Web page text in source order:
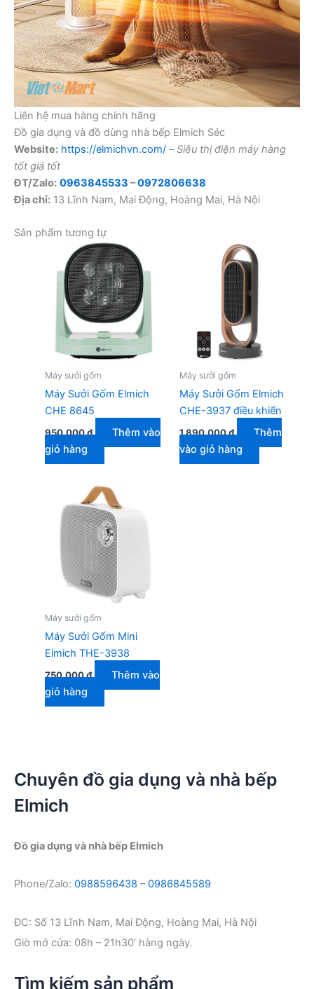
Liên hệ mua hàng chính hãng
Đồ gia dụng và đồ dùng nhà bếp Elmich Séc
Website: https://elmichvn.com/ –Siêu thị điện máy hàng
tốt giá tốt
ĐT/Zalo: 0963845533 –0972806638
Địa chỉ: 13 Lĩnh Nam, Mai Động, Hoàng Mai, Hà Nội
Sản phẩm tương tự
Máy sưởi gốm
Máy Sưởi Gốm Elmich
CHE 8645
950.000₫
Thêm vào
giỏ hàng
Máy sưởi gốm
Máy Sưởi Gốm Elmich
CHE-3937 điều khiển
1.890.000₫
Thêm
vào giỏ hàng
Máy sưởi gốm
Máy Sưởi Gốm Mini
Elmich THE-3938
750.000₫
Thêm vào
giỏ hàng
Chuyên đồ gia dụng và nhà bếp
Elmich
Đồ gia dụng và nhà bếp Elmich
Phone/Zalo: 0988596438 –0986845589
ĐC: Số 13 Lĩnh Nam, Mai Động, Hoàng Mai, Hà Nội
Giờ mở cửa: 08h – 21h30′ hàng ngày.
Tìm kiếm sản phẩm